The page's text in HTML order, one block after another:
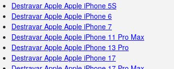
Destravar Apple Apple iPhone 5S
Destravar Apple Apple iPhone 6
Destravar Apple Apple iPhone 7
Destravar Apple Apple iPhone 11 Pro Max
Destravar Apple Apple iPhone 13 Pro
Destravar Apple Apple iPhone 17